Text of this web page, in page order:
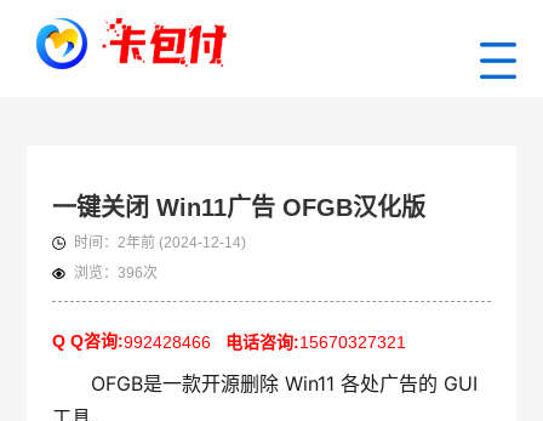
一键关闭 Win11广告 OFGB汉化版
时间： 2年前(2024-12-14)
浏览： 396次
Q Q咨询:992428466 电话咨询:15670327321
OFGB是一款开源删除 Win11 各处广告的 GUI